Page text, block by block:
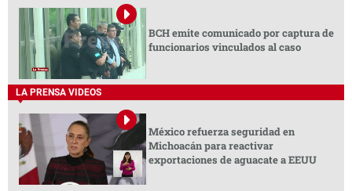
BCH emite comunicado por captura de
funcionarios vinculados al caso
LA PRENSA VIDEOS
México refuerza seguridad en
Michoacán para reactivar
exportaciones de aguacate a EEUU